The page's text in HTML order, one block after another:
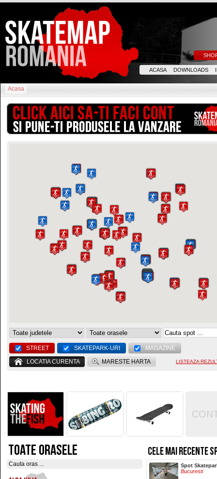
ACASA DOWNLOADS
Acasa
STREET SKATEPARK-URI
MAGAZINE
LOCATIA CURENTA
MARESTE HARTA LISTEAZA
TOATE ORASELE CELE MAI RECENTE
Hala Centrala
Iasi
Spot
Bucuresti